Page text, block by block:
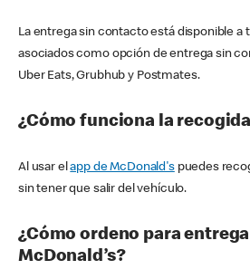
La entrega sin contacto está disponible a
asociados como opción de entrega sin
Uber Eats, Grubhub y Postmates.
¿Cómo funciona la
Al usar elapp de McDonald'spuedes
sin tener que salir del vehículo.
¿Cómo ordeno para
McDonald’s?